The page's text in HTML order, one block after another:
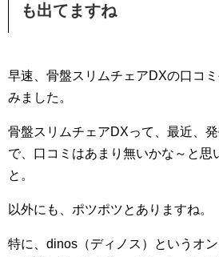
も出てますね
早速、骨盤スリムチェアDXの口コ
みました。
骨盤スリムチェアDXって、最近、
で、口コミはあまり無いかな～と思
と。
以外にも、ポツポツとありますね。
特に、dinos（ディノス）というオ